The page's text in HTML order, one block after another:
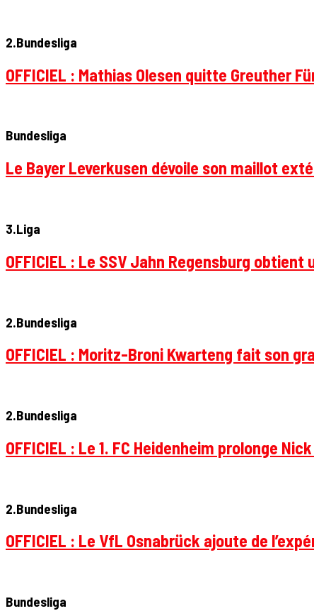
2.Bundesliga
OFFICIEL : Mathias Olesen quitte Greuther
Bundesliga
Le Bayer Leverkusen dévoile son maillot
3.Liga
OFFICIEL : Le SSV Jahn Regensburg
2.Bundesliga
OFFICIEL : Moritz-Broni Kwarteng fait son
2.Bundesliga
OFFICIEL : Le 1. FC Heidenheim prolonge
2.Bundesliga
OFFICIEL : Le VfL Osnabrück ajoute de
Bundesliga